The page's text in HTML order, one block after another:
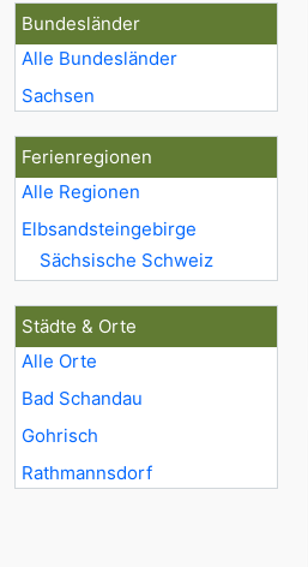
Bundesländer
Alle Bundesländer
Sachsen
Ferienregionen
Alle Regionen
Elbsandsteingebirge
Sächsische Schweiz
Städte & Orte
Alle Orte
Bad Schandau
Gohrisch
Rathmannsdorf